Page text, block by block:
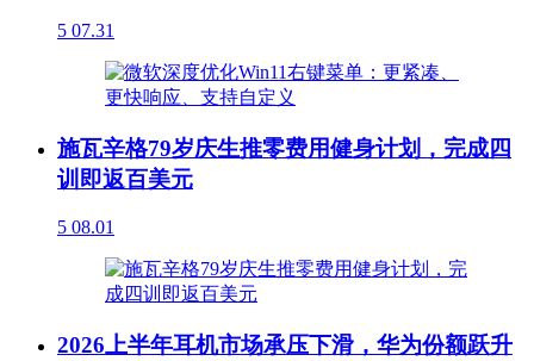
5 07.31
施瓦辛格79岁庆生推零费用健身计划，完成四
训即返百美元
5 08.01
2026上半年耳机市场承压下滑，华为份额跃升